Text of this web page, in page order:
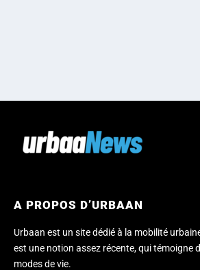
A PROPOS D’URBAAN
Urbaan est un site dédié à la mobilité
est une notion assez récente, qui témoigne
modes de vie.